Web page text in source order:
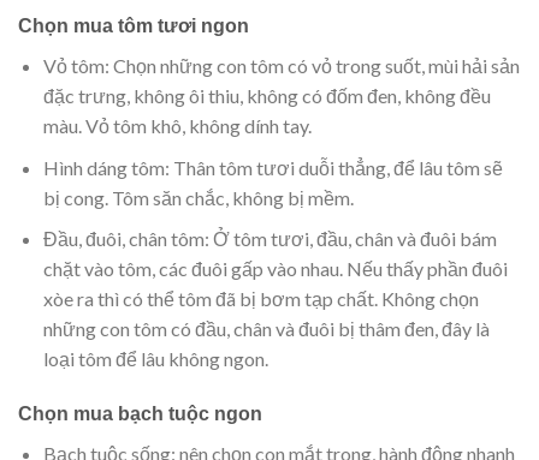
Chọn mua tôm tươi ngon
Vỏ tôm: Chọn những con tôm có vỏ trong suốt, mùi hải sản
đặc trưng, ​​không ôi thiu, không có đốm đen, không đều
màu. Vỏ tôm khô, không dính tay.
Hình dáng tôm: Thân tôm tươi duỗi thẳng, để lâu tôm sẽ
bị cong. Tôm săn chắc, không bị mềm.
Đầu, đuôi, chân tôm: Ở tôm tươi, đầu, chân và đuôi bám
chặt vào tôm, các đuôi gấp vào nhau. Nếu thấy phần đuôi
xòe ra thì có thể tôm đã bị bơm tạp chất. Không chọn
những con tôm có đầu, chân và đuôi bị thâm đen, đây là
loại tôm để lâu không ngon.
Chọn mua bạch tuộc ngon
Bạch tuộc sống: nên chọn con mắt trong, hành động nhanh